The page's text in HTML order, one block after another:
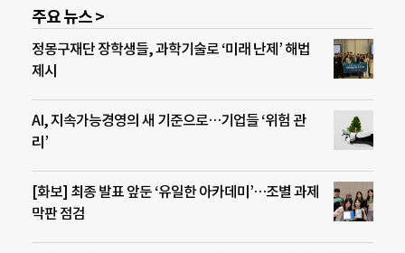
주요 뉴스 >
정몽구재단 장학생들, 과학기술로 ‘미래 난제’ 해법
제시
AI, 지속가능경영의 새 기준으로…기업들 ‘위험 관
리’
[화보] 최종 발표 앞둔 ‘유일한 아카데미’…조별 과제
막판 점검